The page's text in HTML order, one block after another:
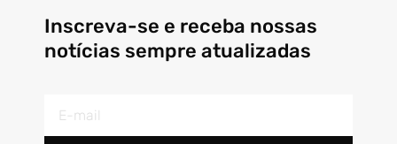
Inscreva-se e receba nossas
notícias sempre atualizadas
mail